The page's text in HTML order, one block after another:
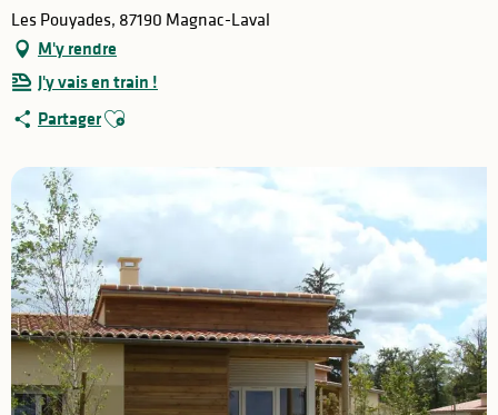
Les Pouyades, 87190 Magnac-Laval
M'y rendre
J'y vais en train !
PartagerAjouter aux favoris